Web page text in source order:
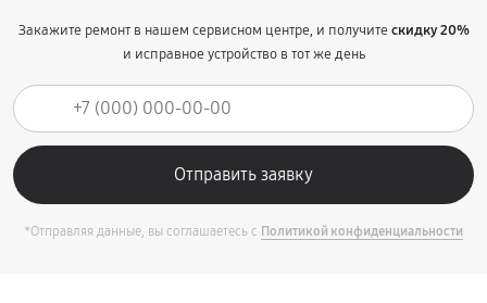
Закажите ремонт в нашем сервисном центре, и получитескидку 20%
и исправное устройство в тот же день
*Отправляя данные, вы соглашаетесь с Политикой конфиденциальности